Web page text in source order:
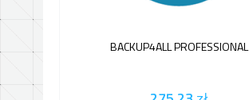
BACKUP4ALL PROFESSIONAL